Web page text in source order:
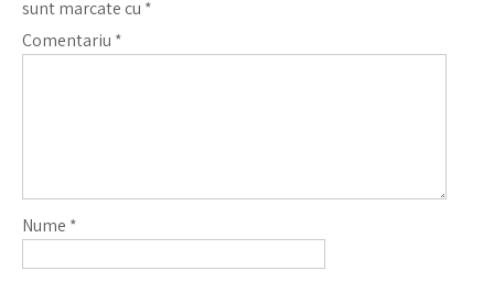
sunt marcate cu *
Comentariu *
Nume *